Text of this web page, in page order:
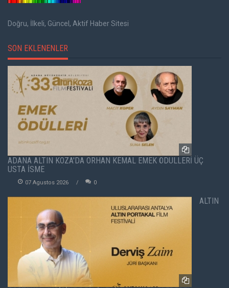
Doğru, İlkeli, Güncel, Aktif Haber Sitesi
SON EKLENENLER
ADANA ALTIN KOZA'DA ORHAN KEMAL EMEK ÖDÜLLERİ ÜÇ
USTA İSME
07 Agustos 2026 0
ALTIN